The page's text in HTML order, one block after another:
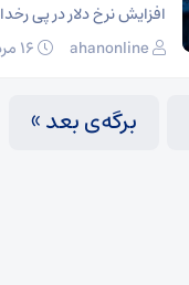
افزایش نرخ دلار در پی
ahanonline
برگه‌ی بعد »